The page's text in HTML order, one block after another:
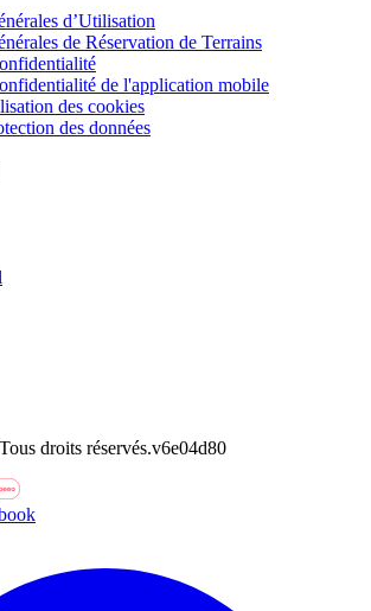
d’Utilisation
de Réservation de Terrains
de l'application mobile
des cookies
des données
Tous droits réservés.v6e04d80